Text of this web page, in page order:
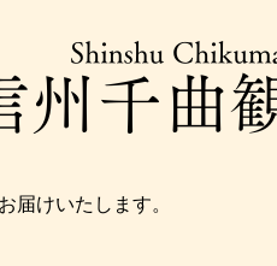
届けいたします。